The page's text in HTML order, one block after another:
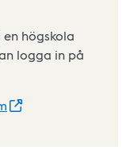
högskola
logga in på